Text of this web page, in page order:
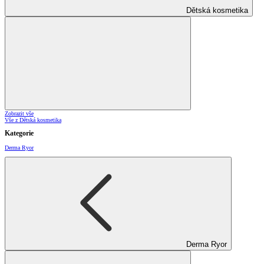
Dětská kosmetika
Zobrazit vše
Vše z Dětská kosmetika
Kategorie
Derma Ryor
Derma Ryor